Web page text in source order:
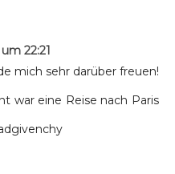
22:21
mich sehr darüber freuen!
war eine Reise nach Paris